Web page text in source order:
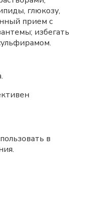
глюкозу,
прием с
избегать
в